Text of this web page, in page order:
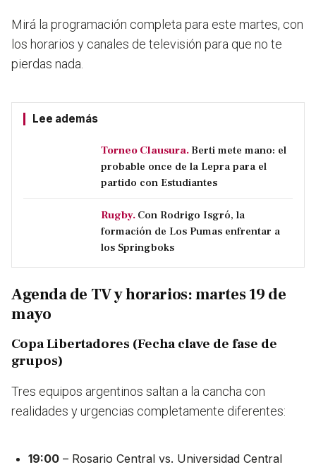
Mirá la programación completa para este martes, con
los horarios y canales de televisión para que no te
pierdas nada.
Lee además
Torneo Clausura. Berti mete mano: el
probable once de la Lepra para el
partido con Estudiantes
Rugby. Con Rodrigo Isgró, la
formación de Los Pumas enfrentar a
los Springboks
Agenda de TV y horarios: martes 19 de
mayo
Copa Libertadores (Fecha clave de fase de
grupos)
Tres equipos argentinos saltan a la cancha con
realidades y urgencias completamente diferentes:
19:00 – Rosario Central vs. Universidad Central